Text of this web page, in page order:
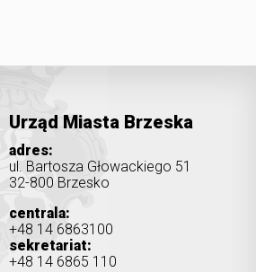
Urząd Miasta Brzeska
adres:
ul. Bartosza Głowackiego 51
32-800 Brzesko
centrala:
+48 14 6863100
sekretariat:
+48 14 6865 110